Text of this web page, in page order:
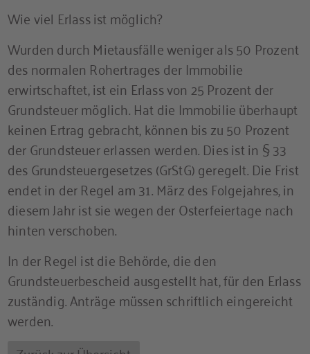
Wie viel Erlass ist möglich?
Wurden durch Mietausfälle weniger als 50 Prozent
des normalen Rohertrages der Immobilie
erwirtschaftet, ist ein Erlass von 25 Prozent der
Grundsteuer möglich. Hat die Immobilie überhaupt
keinen Ertrag gebracht, können bis zu 50 Prozent
der Grundsteuer erlassen werden. Dies ist in § 33
des Grundsteuergesetzes (GrStG) geregelt. Die Frist
endet in der Regel am 31. März des Folgejahres, in
diesem Jahr ist sie wegen der Osterfeiertage nach
hinten verschoben.
In der Regel ist die Behörde, die den
Grundsteuerbescheid ausgestellt hat, für den Erlass
zuständig. Anträge müssen schriftlich eingereicht
werden.